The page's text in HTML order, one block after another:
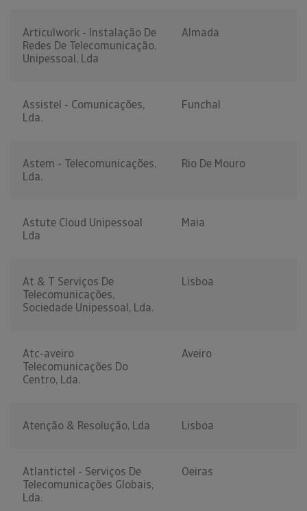
Articulwork - Instalação De
Redes De Telecomunicação,
Unipessoal, Lda
Almada
Assistel - Comunicações,
Lda.
Funchal
Astem - Telecomunicações,
Lda.
Rio De Mouro
Astute Cloud Unipessoal
Lda
Maia
At & T Serviços De
Telecomunicações,
Sociedade Unipessoal, Lda.
Lisboa
Atc-aveiro
Telecomunicações Do
Centro, Lda.
Aveiro
Atenção & Resolução, Lda Lisboa
Atlantictel - Serviços De
Telecomunicações Globais,
Lda.
Oeiras